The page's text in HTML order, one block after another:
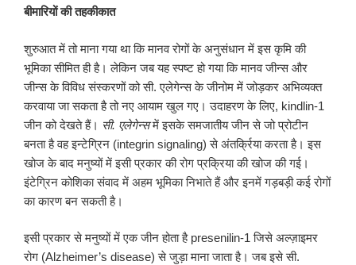
बीमारियों की तहकीकात
शुरुआत में तो माना गया था कि मानव रोगों के अनुसंधान में इस कृमि की
भूमिका सीमित ही है। लेकिन जब यह स्पष्ट हो गया कि मानव जीन्स और
जीन्स के विविध संस्करणों को सी. एलेगेन्स के जीनोम में जोड़कर अभिव्यक्त
करवाया जा सकता है तो नए आयाम खुल गए। उदाहरण के लिए, kindlin-1
जीन को देखते हैं। सी. एलेगेन्समें इसके समजातीय जीन से जो प्रोटीन
बनता है वह इन्टेग्रिन (integrin signaling) से अंतर्क्रिया करता है। इस
खोज के बाद मनुष्यों में इसी प्रकार की रोग प्रक्रिया की खोज की गई।
इंटेग्रिन कोशिका संवाद में अहम भूमिका निभाते हैं और इनमें गड़बड़ी कई रोगों
का कारण बन सकती है।
इसी प्रकार से मनुष्यों में एक जीन होता है presenilin-1 जिसे अल्ज़ाइमर
रोग (Alzheimer’s disease) से जुड़ा माना जाता है। जब इसे सी.